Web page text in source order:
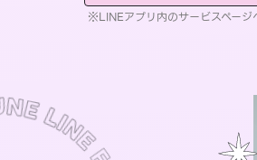
※LINEアプリ内のサービスページ